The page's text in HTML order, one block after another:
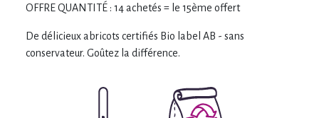
OFFRE QUANTITÉ : 14 achetés = le 15ème offert
De délicieux abricots certifiés Bio label AB - sans
conservateur. Goûtez la différence.